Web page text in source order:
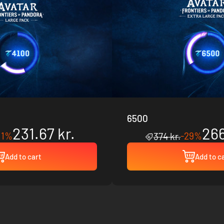
231.67 kr.
Add to cart
6500
374 kr.-29%
Add to